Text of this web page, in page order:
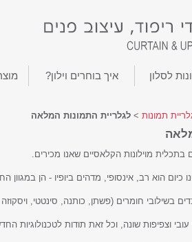
לסלון איך בוחרים וילון?
תמונות > לגלריית התמונות המלאה
בתכלית מוילונות הקלאסיים שאנו מכירים.
כיום הוא רב, אינסופי, מדהים ביופיו - הן במגוון
בשילובי חומרים (פשתן, כותנה, סינטטי, ויסקוזה
וצפיפות שונה, וכל זאת תודות לטכנולוגיות